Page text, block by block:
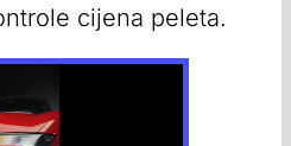
cijena peleta.